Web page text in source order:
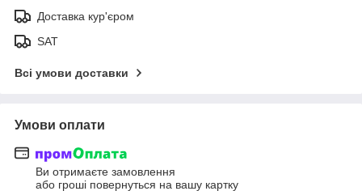
Доставка кур'єром
SAT
Всі умови доставки
Умови оплати
Ви отримаєте замовлення
або гроші повернуться на вашу картку